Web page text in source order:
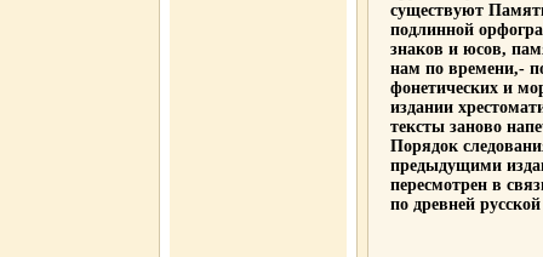
существуют
подлинной
знаков и юсов,
нам по времени,-
фонетических и
издании
тексты заново
Порядок
предыдущими
пересмотрен в
по древней